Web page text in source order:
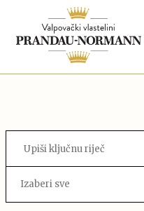
Izaberi sve